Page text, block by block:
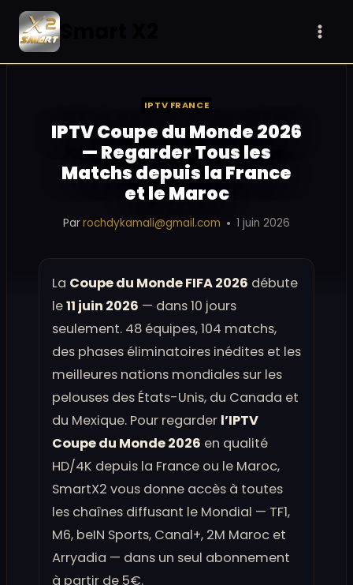
Aller
contenu
IPTV FRANCE
IPTV Coupe du Monde 2026
— Regarder Tous les
Matchs depuis la France
et le Maroc
Parrochdykamali@gmail.com 1 juin 2026
La Coupe du Monde FIFA 2026 débute
le11 juin 2026 — dans 10 jours
seulement. 48 équipes, 104 matchs,
des phases éliminatoires inédites et les
meilleures nations mondiales sur les
pelouses des États-Unis, du Canada et
du Mexique. Pour regarder l’IPTV
Coupe du Monde 2026 en qualité
HD/4K depuis la France ou le Maroc,
SmartX2 vous donne accès à toutes
les chaînes diffusant le Mondial — TF1,
M6, beIN Sports, Canal+, 2M Maroc et
Arryadia — dans un seul abonnement
à partir de 5€.